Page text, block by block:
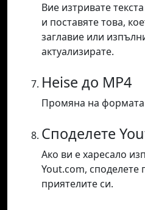
Вие изтривате
и поставяте това,
заглавие или
актуализирате.
Heise до MP4
Промяна на формата
Споделете
Ако ви е харесало
Yout.com, споделете
приятелите си.